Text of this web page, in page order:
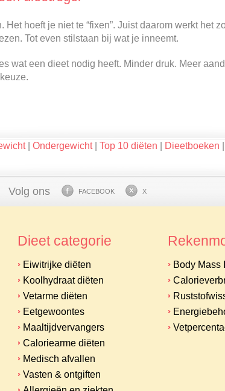
Het hoeft je niet te “fixen”. Juist daarom werkt het
Tot even stilstaan bij wat je inneemt.
wat een dieet nodig heeft. Minder druk. Meer
| Ondergewicht| Top 10 diëten Dieetboeken
Volg ons FACEBOOK X
Dieet categorie
Eiwitrijke diëten
Koolhydraat diëten
Vetarme diëten
Eetgewoontes
Maaltijdvervangers
Caloriearme diëten
Medisch afvallen
Vasten & ontgiften
Body Mass